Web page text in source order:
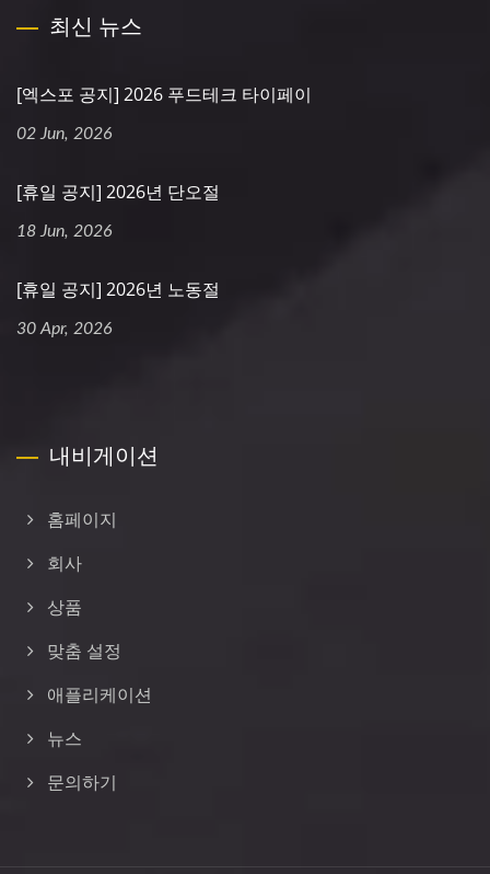
최신 뉴스
[엑스포 공지] 2026 푸드테크 타이페이
02 Jun, 2026
[휴일 공지] 2026년 단오절
18 Jun, 2026
[휴일 공지] 2026년 노동절
30 Apr, 2026
내비게이션
홈페이지
회사
상품
맞춤 설정
애플리케이션
뉴스
문의하기